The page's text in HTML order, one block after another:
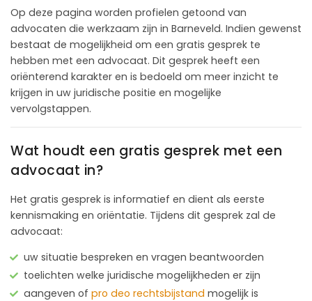
Op deze pagina worden profielen getoond van
advocaten die werkzaam zijn in Barneveld. Indien gewenst
bestaat de mogelijkheid om een gratis gesprek te
hebben met een advocaat. Dit gesprek heeft een
oriënterend karakter en is bedoeld om meer inzicht te
krijgen in uw juridische positie en mogelijke
vervolgstappen.
Wat houdt een gratis gesprek met een
advocaat in?
Het gratis gesprek is informatief en dient als eerste
kennismaking en oriëntatie. Tijdens dit gesprek zal de
advocaat:
uw situatie bespreken en vragen beantwoorden
toelichten welke juridische mogelijkheden er zijn
aangeven of pro deo rechtsbijstand mogelijk is